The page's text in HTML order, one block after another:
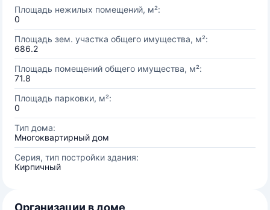
Площадь нежилых помещений, м²:
0
Площадь зем. участка общего имущества, м²:
686.2
Площадь помещений общего имущества, м²:
71.8
Площадь парковки, м²:
0
Тип дома:
Многоквартирный дом
Серия, тип постройки здания:
Кирпичный
Организации в доме